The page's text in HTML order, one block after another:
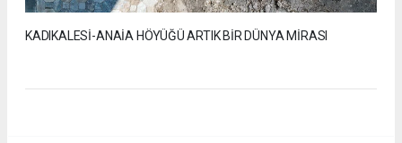
KADIKALESİ-ANAİA HÖYÜĞÜ ARTIK BİR DÜNYA MİRASI